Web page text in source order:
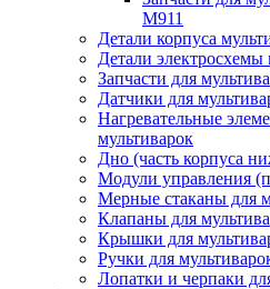
M911
Детали корпуса
Детали электросхемы
Запчасти для
Датчики для
Нагревательные
мультиварок
Дно (часть корпуса
Модули управления
Мерные стаканы для
Клапаны для
Крышки для
Ручки для
Лопатки и черпаки